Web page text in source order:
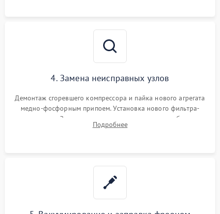
4. Замена неисправных узлов
Демонтаж сгоревшего компрессора и пайка нового агрегата
медно-фосфорным припоем. Установка нового фильтра-
осушителя. Замена изношенных вентиляторов обдува,
сломанных заслонок или поврежденных дверных петель.
Подробнее